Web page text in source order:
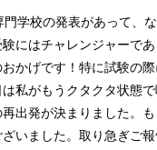
加八潮医師会准看護学
八王子市立看護専門
学校の発表があって、
にはチャレンジャーで
かげです！特に試験の
私がもうクタクタ状態
出発が決まりました。
いました。取り急ぎご報